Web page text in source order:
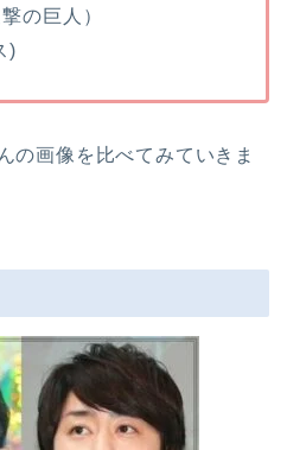
の巨人）
)
の画像を比べてみていきま